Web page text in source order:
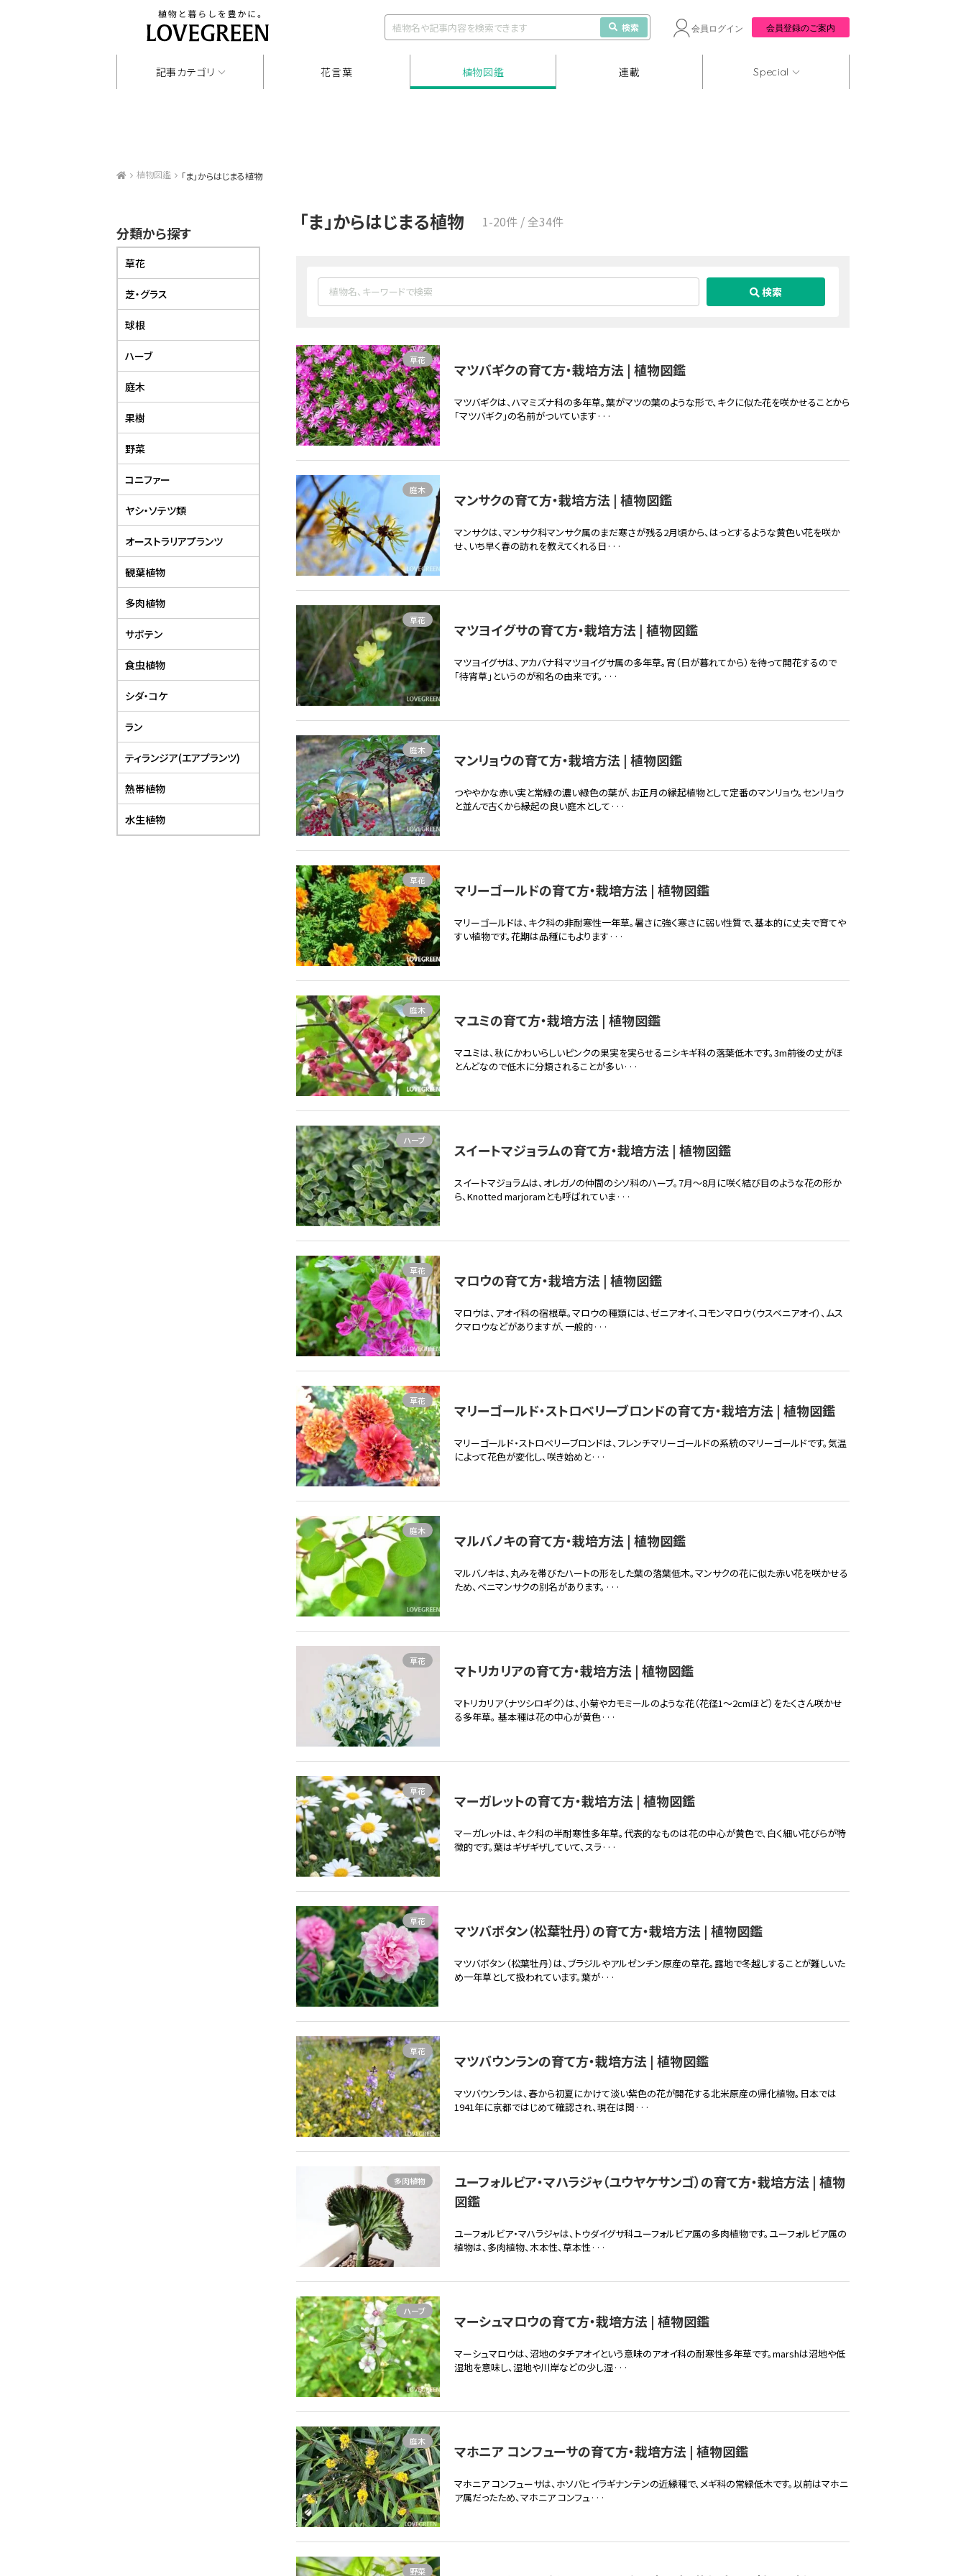
検索 会員ログイン 会員登録のご案内
記事カテゴリ 花言葉 植物図鑑 連載 Special
植物図鑑 「ま」からはじまる植物
「ま」からはじまる植物 1-20件 / 全34件
検索
マツバギクの育て方・栽培方法 | 植物図鑑
マツバギクは、ハマミズナ科の多年草。葉がマツの葉のような形で、キクに似た花を咲かせることから
「マツバギク」の名前がついています···
草花
マンサクの育て方・栽培方法 | 植物図鑑
マンサクは、マンサク科マンサク属のまだ寒さが残る2月頃から、はっとするような黄色い花を咲か
せ、いち早く春の訪れを教えてくれる日···
庭木
マツヨイグサの育て方・栽培方法 | 植物図鑑
マツヨイグサは、アカバナ科マツヨイグサ属の多年草。宵（日が暮れてから）を待って開花するので
「待宵草」というのが和名の由来です。···
草花
マンリョウの育て方・栽培方法 | 植物図鑑
つややかな赤い実と常緑の濃い緑色の葉が、お正月の縁起植物として定番のマンリョウ。センリョウ
と並んで古くから縁起の良い庭木として···
庭木
マリーゴールドの育て方・栽培方法 | 植物図鑑
マリーゴールドは、キク科の非耐寒性一年草。暑さに強く寒さに弱い性質で、基本的に丈夫で育てや
すい植物です。花期は品種にもよります···
草花
マユミの育て方・栽培方法 | 植物図鑑
マユミは、秋にかわいらしいピンクの果実を実らせるニシキギ科の落葉低木です。3m前後の丈がほ
とんどなので低木に分類されることが多い···
庭木
スイートマジョラムの育て方・栽培方法 | 植物図鑑
スイートマジョラムは、オレガノの仲間のシソ科のハーブ。7月～8月に咲く結び目のような花の形か
ら、Knotted marjoramとも呼ばれていま···
ハーブ
マロウの育て方・栽培方法 | 植物図鑑
マロウは、アオイ科の宿根草。マロウの種類には、ゼニアオイ、コモンマロウ（ウスベニアオイ）、ムス
クマロウなどがありますが、一般的···
草花
マリーゴールド・ストロベリーブロンドの育て方・栽培方法 | 植物図鑑
マリーゴールド・ストロベリーブロンドは、フレンチマリーゴールドの系統のマリーゴールドです。気温
によって花色が変化し、咲き始めと···
草花
マルバノキの育て方・栽培方法 | 植物図鑑
マルバノキは、丸みを帯びたハートの形をした葉の落葉低木。マンサクの花に似た赤い花を咲かせる
ため、ベニマンサクの別名があります。···
庭木
マトリカリアの育て方・栽培方法 | 植物図鑑
マトリカリア（ナツシロギク）は、小菊やカモミールのような花（花径1～2cmほど）をたくさん咲かせ
る多年草。 基本種は花の中心が黄色···
草花
マーガレットの育て方・栽培方法 | 植物図鑑
マーガレットは、キク科の半耐寒性多年草。代表的なものは花の中心が黄色で、白く細い花びらが特
徴的です。葉はギザギザしていて、スラ···
草花
マツバボタン（松葉牡丹）の育て方・栽培方法 | 植物図鑑
マツバボタン（松葉牡丹）は、ブラジルやアルゼンチン原産の草花。露地で冬越しすることが難しいた
め一年草として扱われています。葉が···
草花
マツバウンランの育て方・栽培方法 | 植物図鑑
マツバウンランは、春から初夏にかけて淡い紫色の花が開花する北米原産の帰化植物。日本では
1941年に京都ではじめて確認され、現在は関···
草花
ユーフォルビア・マハラジャ（ユウヤケサンゴ）の育て方・栽培方法 | 植物
図鑑
ユーフォルビア・マハラジャは、トウダイグサ科ユーフォルビア属の多肉植物です。ユーフォルビア属の
植物は、多肉植物、木本性、草本性···
多肉植物
マーシュマロウの育て方・栽培方法 | 植物図鑑
マーシュマロウは、沼地のタチアオイという意味のアオイ科の耐寒性多年草です。marshは沼地や低
湿地を意味し、湿地や川岸などの少し湿···
ハーブ
マホニア コンフューサの育て方・栽培方法 | 植物図鑑
マホニア コンフューサは、ホソバヒイラギナンテンの近縁種で、メギ科の常緑低木です。以前はマホニ
ア属だったため、マホニア コンフュ···
庭木
野菜
分類から探す
草花
芝・グラス
球根
ハーブ
庭木
果樹
野菜
コニファー
ヤシ・ソテツ類
オーストラリアプランツ
観葉植物
多肉植物
サボテン
食虫植物
シダ・コケ
ラン
ティランジア(エアプランツ)
熱帯植物
水生植物